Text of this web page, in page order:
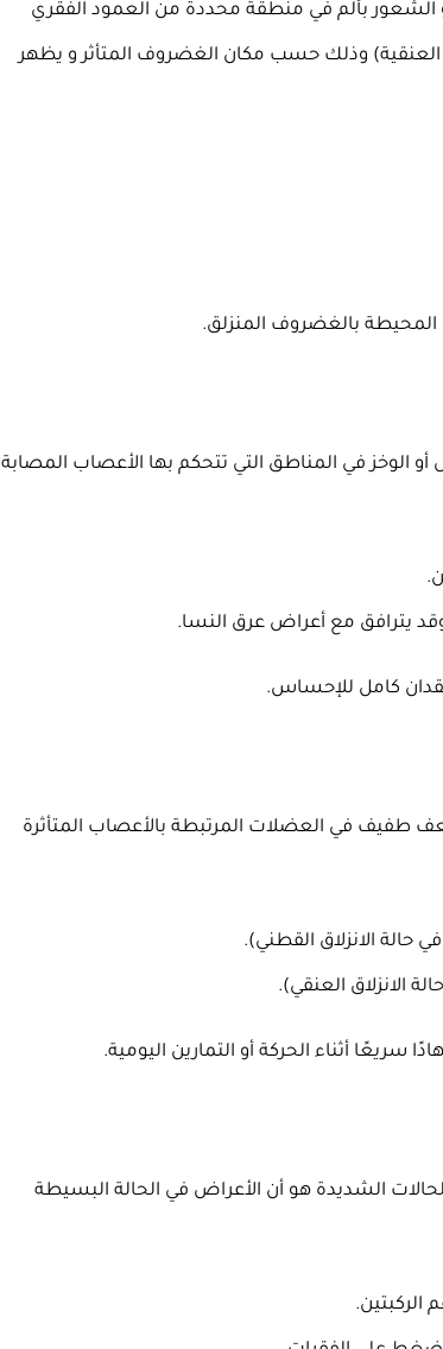
الشعور بألم في منطقة محددة من العمود الفقري
العنقية) وذلك حسب مكان الغضروف المتأثر و يظهر
بالغضروف المنزلق.
الوخز في المناطق التي تتحكم بها الأعصاب المصابة
وقد يترافق مع أعراض عرق النسا.
كامل للإحساس.
طفيف في العضلات المرتبطة بالأعصاب المتأثرة
الانزلاق القطني).
الانزلاق العنقي).
أثناء الحركة أو التمارين اليومية.
الشديدة هو أن الأعراض في الحالة البسيطة
الركبتين.